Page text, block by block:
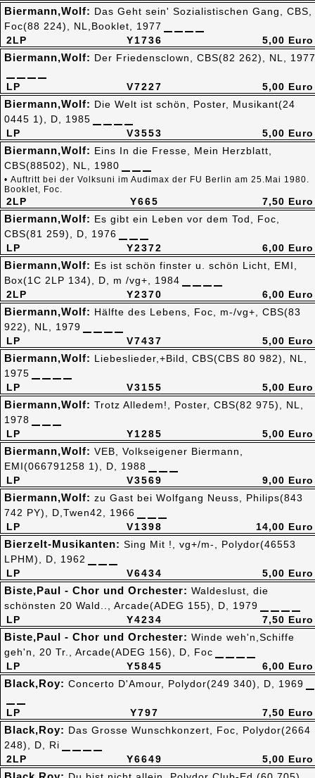
Y1736
2LP
Biermann,Wolf: Das Geht sein' Sozialistischen Gang, CBS,
Foc(88 224), NL,Booklet, 1977
5,00 Euro
V7227
LP
Biermann,Wolf: Der Friedensclown, CBS(82 262), NL, 1977
5,00 Euro
V3553
LP
Biermann,Wolf: Die Welt ist schön, Poster, Musikant(24
0445 1), D, 1985
5,00 Euro
Y665
2LP
Biermann,Wolf: Eins In die Fresse, Mein Herzblatt,
CBS(88502), NL, 1980
• Auftritt bei der Volksuni im Audimax der FU Berlin am 25.Mai 1980.
Booklet, Foc.
7,50 Euro
Y2372
LP
Biermann,Wolf: Es gibt ein Leben vor dem Tod, Foc,
CBS(81 259), D, 1976
6,00 Euro
Y2370
2LP
Biermann,Wolf: Es ist schön finster u. schön Licht, EMI,
Box(1C 2LP 134), D, m /vg+, 1984
6,00 Euro
V7437
LP
Biermann,Wolf: Hälfte des Lebens, Foc, m-/vg+, CBS(83
922), NL, 1979
5,00 Euro
V3155
LP
Biermann,Wolf: Liebeslieder,+Bild, CBS(CBS 80 982), NL,
1975
5,00 Euro
Y1285
LP
Biermann,Wolf: Trotz Alledem!, Poster, CBS(82 975), NL,
1978
5,00 Euro
V3569
LP
Biermann,Wolf: VEB, Volkseigener Biermann,
EMI(066791258 1), D, 1988
9,00 Euro
V1398
LP
Biermann,Wolf: zu Gast bei Wolfgang Neuss, Philips(843
742 PY), D,Twen42, 1966
14,00 Euro
V6434
LP
Bierzelt-Musikanten: Sing Mit !, vg+/m-, Polydor(46553
LPHM), D, 1962
5,00 Euro
Y4234
LP
Biste,Paul - Chor und Orchester: Waldeslust, die
schönsten 20 Wald.., Arcade(ADEG 155), D, 1979
7,50 Euro
Y5845
LP
Biste,Paul - Chor und Orchester: Winde weh'n,Schiffe
geh'n, 20 Tr., Arcade(ADEG 156), D, Foc
6,00 Euro
Y797
LP
Black,Roy: Concerto D'Amour, Polydor(249 340), D, 1969
7,50 Euro
Y6649
2LP
Black,Roy: Das Grosse Wunschkonzert, Foc, Polydor(2664
248), D, Ri
5,00 Euro